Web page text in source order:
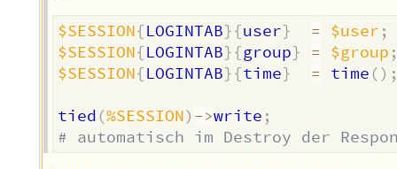
$SESSION{LOGINTAB}{user} = $user ;
$SESSION{LOGINTAB}{group} = $group
$SESSION{LOGINTAB}{time} = time ()
tied (%SESSION) ->write ;
# automatisch im Destroy der